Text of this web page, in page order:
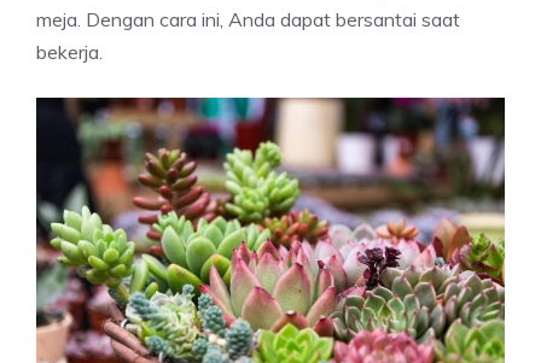
meja. Dengan cara ini, Anda dapat bersantai saat
bekerja.